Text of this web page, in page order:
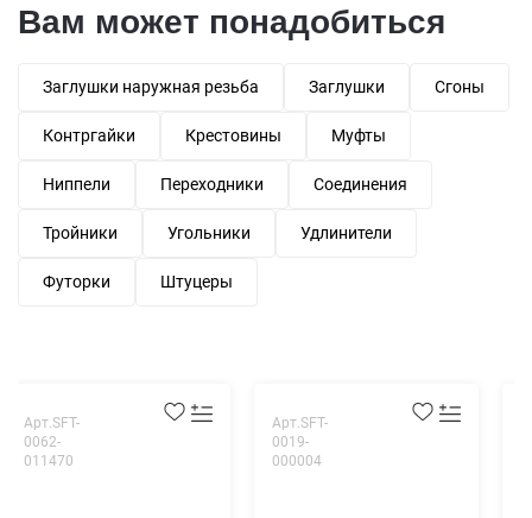
Вам может понадобиться
Заглушки наружная резьба Заглушки Сгоны
Контргайки Крестовины Муфты
Ниппели Переходники Соединения
Тройники Угольники Удлинители
Футорки Штуцеры
Арт.SFT-
0062-
011470
Арт.SFT-
0019-
000004